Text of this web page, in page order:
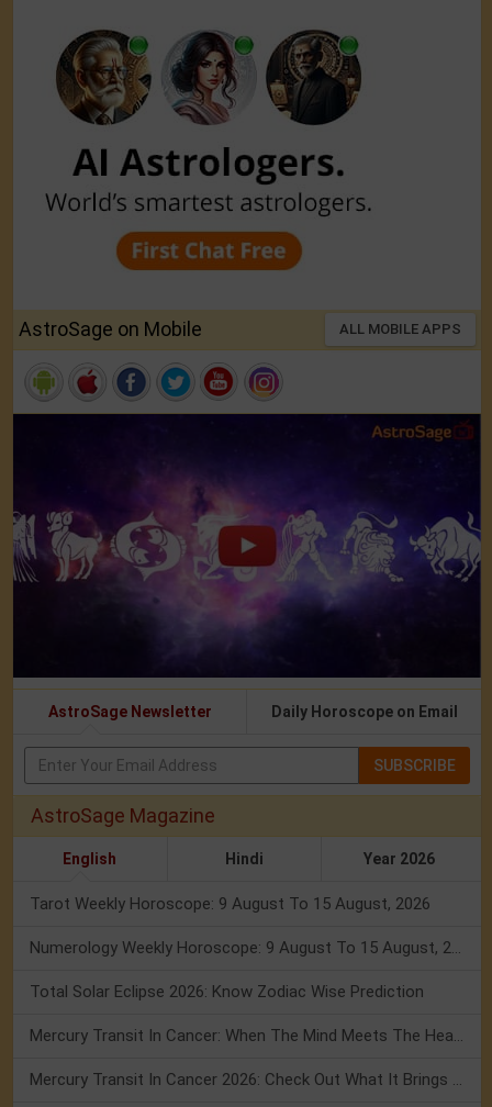
AstroSage on Mobile ALL MOBILE APPS
AstroSage Newsletter Daily Horoscope on Email
SUBSCRIBE
AstroSage Magazine
English Hindi Year 2026
Tarot Weekly Horoscope: 9 August To 15 August, 2026
Total Solar Eclipse 2026: Know Zodiac Wise Prediction